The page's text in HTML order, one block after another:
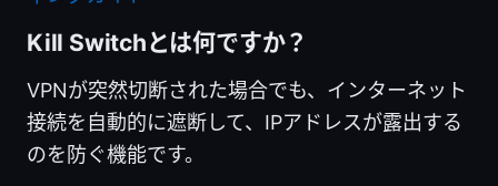
Kill Switchとは何ですか？
VPNが突然切断された場合でも、インターネット
接続を自動的に遮断して、IPアドレスが露出する
のを防ぐ機能です。